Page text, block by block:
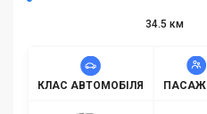
34.5 км
КЛАС АВТОМОБІЛЯ